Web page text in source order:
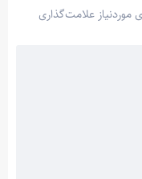
علامت‌گذاری